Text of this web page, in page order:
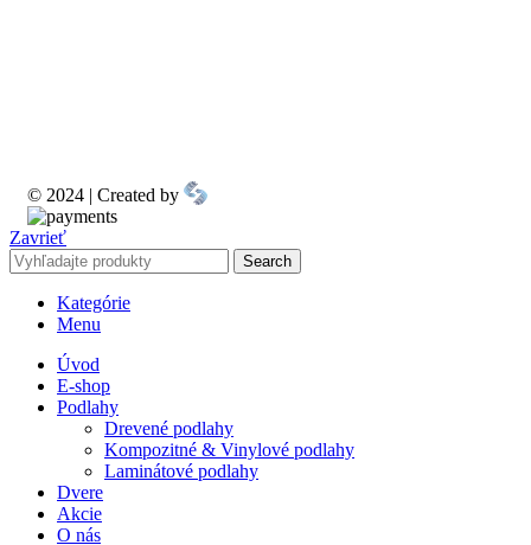
© 2024 | Created by
Zavrieť
Search
Kategórie
Menu
Úvod
E-shop
Podlahy
Drevené podlahy
Kompozitné & Vinylové podlahy
Laminátové podlahy
Dvere
Akcie
O nás